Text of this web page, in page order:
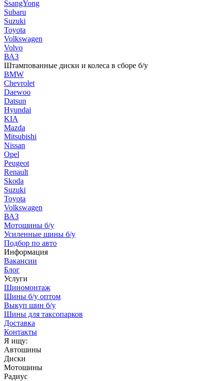
SsangYong
Subaru
Suzuki
Toyota
Volkswagen
Volvo
ВАЗ
Штампованные диски и колеса в сборе б/у
BMW
Chevrolet
Daewoo
Datsun
Hyundai
KIA
Mazda
Mitsubishi
Nissan
Opel
Peugeot
Renault
Skoda
Suzuki
Toyota
Volkswagen
ВАЗ
Мотошины б/у
Усиленные шины б/у
Подбор по авто
Информация
Вакансии
Блог
Услуги
Шиномонтаж
Шины б/у оптом
Выкуп шин б/у
Шины для таксопарков
Доставка
Контакты
Я ищу:
Автошины
Диски
Мотошины
Радиус